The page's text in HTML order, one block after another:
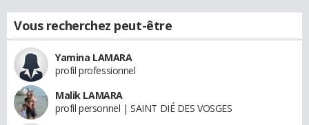
Vous recherchez peut-être
Yamina LAMARA
profil professionnel
Malik LAMARA
profil personnel | SAINT DIÉ DES VOSGES